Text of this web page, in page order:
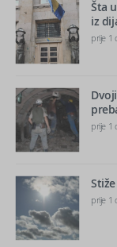
Šta
iz
prije 1
prije 1
prije 1